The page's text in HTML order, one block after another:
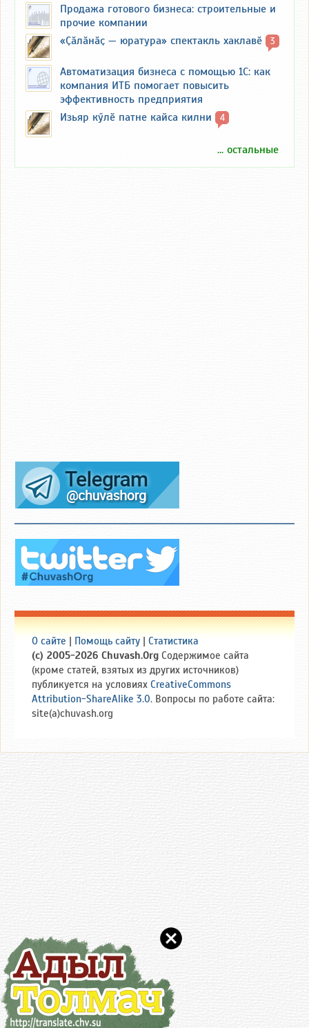
Продажа готового бизнеса: строительные и
прочие компании
«Ҫӑлӑнӑҫ — юратура» спектакль хаклавӗ
3
Автоматизация бизнеса с помощью 1С: как
компания ИТБ помогает повысить
эффективность предприятия
Изьяр кӳлӗ патне кайса килни
4
... остальные
О сайте | Помощь сайту | Статистика
(c) 2005-2026 Chuvash.Org Содержимое сайта
(кроме статей, взятых из других источников)
публикуется на условиях CreativeCommons
Attribution-ShareAlike 3.0. Вопросы по работе сайта:
site(a)chuvash.org